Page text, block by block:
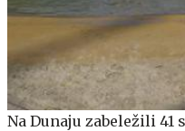
Na Dunaju zabeležili 41